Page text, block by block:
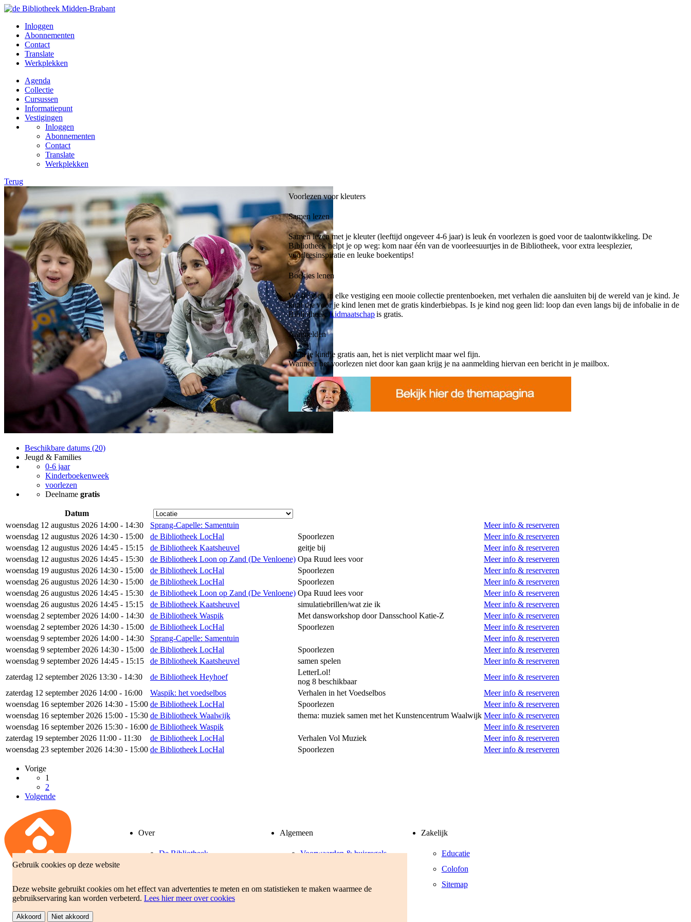
Gebruik cookies op deze website
Deze website gebruikt cookies om het effect van advertenties te meten en om statistieken te maken waarmee de
gebruikservaring kan worden verbeterd. Lees hier meer over cookies
Akkoord Niet akkoord
Inloggen
Abonnementen
Contact
Translate
Werkplekken
Agenda
Collectie
Cursussen
Informatiepunt
Vestigingen
Inloggen
Abonnementen
Contact
Translate
Werkplekken
Terug
Beschikbare datums (20)
Jeugd & Families
0-6 jaar
Kinderboekenweek
voorlezen
Deelname gratis
Voorlezen voor kleuters
Samen lezen
Samen lezen met je kleuter (leeftijd ongeveer 4-6 jaar) is leuk én voorlezen is goed voor de taalontwikkeling. De
Bibliotheek helpt je op weg: kom naar één van de voorleesuurtjes in de Bibliotheek, voor extra leesplezier,
voorleesinspiratie en leuke boekentips!
Boekjes lenen
We hebben in elke vestiging een mooie collectie prentenboeken, met verhalen die aansluiten bij de wereld van je kind. Je
kunt die voor je kind lenen met de gratis kinderbiebpas. Is je kind nog geen lid: loop dan even langs bij de infobalie in de
Bibliotheek.Lidmaatschapis gratis.
Aanmelden
Meld je kindje gratis aan, het is niet verplicht maar wel fijn.
Wanneer het voorlezen niet door kan gaan krijg je na aanmelding hiervan een bericht in je mailbox.
Datum
woensdag 12 augustus 2026 14:00 - 14:30
Sprang-Capelle: Samentuin
Meer info & reserveren
woensdag 12 augustus 2026 14:30 - 15:00
de Bibliotheek LocHal Spoorlezen
Meer info & reserveren
woensdag 12 augustus 2026 14:45 - 15:15
de Bibliotheek Kaatsheuvel geitje bij
Meer info & reserveren
woensdag 12 augustus 2026 14:45 - 15:30
de Bibliotheek Loon op Zand (De Venloene) Opa Ruud lees voor
Meer info & reserveren
woensdag 19 augustus 2026 14:30 - 15:00
de Bibliotheek LocHal Spoorlezen
Meer info & reserveren
woensdag 26 augustus 2026 14:30 - 15:00
de Bibliotheek LocHal Spoorlezen
Meer info & reserveren
woensdag 26 augustus 2026 14:45 - 15:30
de Bibliotheek Loon op Zand (De Venloene) Opa Ruud lees voor
Meer info & reserveren
woensdag 26 augustus 2026 14:45 - 15:15
de Bibliotheek Kaatsheuvel simulatiebrillen/wat zie ik
Meer info & reserveren
woensdag 2 september 2026 14:00 - 14:30
de Bibliotheek Waspik Met dansworkshop door Dansschool Katie-Z
Meer info & reserveren
woensdag 2 september 2026 14:30 - 15:00
de Bibliotheek LocHal Spoorlezen
Meer info & reserveren
woensdag 9 september 2026 14:00 - 14:30
Sprang-Capelle: Samentuin
Meer info & reserveren
woensdag 9 september 2026 14:30 - 15:00
de Bibliotheek LocHal Spoorlezen
Meer info & reserveren
woensdag 9 september 2026 14:45 - 15:15
de Bibliotheek Kaatsheuvel samen spelen
Meer info & reserveren
zaterdag 12 september 2026 13:30 - 14:30
de Bibliotheek Heyhoef
LetterLol!
nog 8 beschikbaar
Meer info & reserveren
zaterdag 12 september 2026 14:00 - 16:00
Waspik: het voedselbos Verhalen in het Voedselbos
Meer info & reserveren
woensdag 16 september 2026 14:30 - 15:00 de Bibliotheek LocHal Spoorlezen
Meer info & reserveren
woensdag 16 september 2026 15:00 - 15:30 de Bibliotheek Waalwijk thema: muziek samen met het Kunstencentrum Waalwijk Meer info & reserveren
woensdag 16 september 2026 15:30 - 16:00 de Bibliotheek Waspik
Meer info & reserveren
zaterdag 19 september 2026 11:00 - 11:30
de Bibliotheek LocHal Verhalen Vol Muziek
Meer info & reserveren
woensdag 23 september 2026 14:30 - 15:00 de Bibliotheek LocHal Spoorlezen Meer info & reserveren
Vorige
1
2
Volgende
Over
De Bibliotheek
Jaarverslag
Algemeen
Voorwaarden & huisregels
Werken bij
Zakelijk
Educatie
Colofon
Sitemap